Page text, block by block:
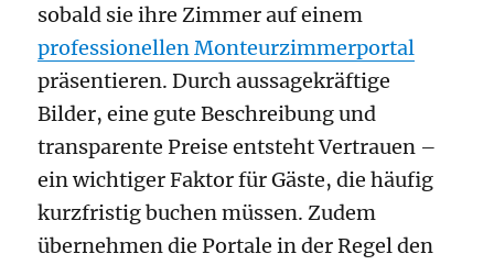
sobald sie ihre Zimmer auf einem
professionellen Monteurzimmerportal
präsentieren. Durch aussagekräftige
Bilder, eine gute Beschreibung und
transparente Preise entsteht Vertrauen –
ein wichtiger Faktor für Gäste, die häufig
kurzfristig buchen müssen. Zudem
übernehmen die Portale in der Regel den